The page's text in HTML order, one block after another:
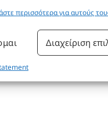
Σύνδεση
τις πληροφορίες
εντοπισμός
περισσότερα για αυτούς
Διαχείριση
Parfum, Benzyl
Cinnamal, Cinnamyl
Furfuracea Extract,
Hydroxycitronellal,